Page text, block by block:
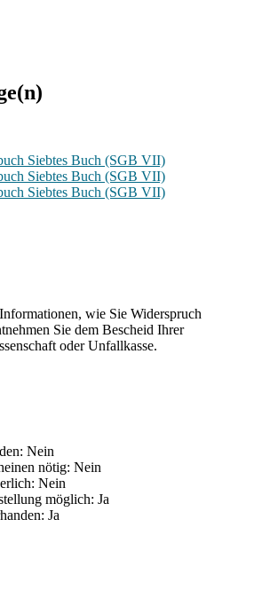
Siebtes Buch (SGB VII)
Siebtes Buch (SGB VII)
Siebtes Buch (SGB VII)
wie Sie Widerspruch
Sie dem Bescheid Ihrer
oder Unfallkasse.
Nein
nötig: Nein
Nein
möglich: Ja
Ja